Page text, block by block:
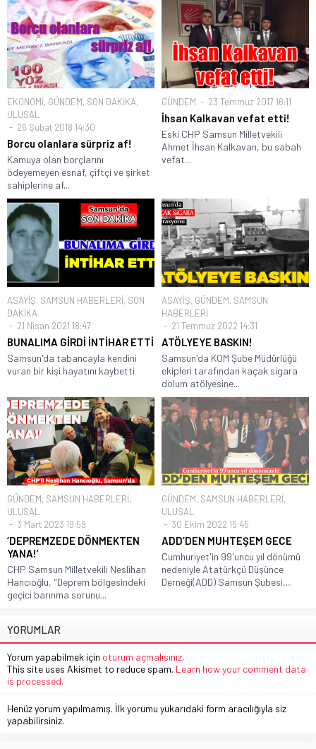
EKONOMİ, GÜNDEM, SON DAKİKA,
ULUSAL
26 Şubat 2018 14:30
Borcu olanlara sürpriz af!
Kamuya olan borçlarını
ödeyemeyen esnaf, çiftçi ve şirket
sahiplerine af...
GÜNDEM 23 Temmuz 2017 16:11
İhsan Kalkavan vefat etti!
Eski CHP Samsun Milletvekili
Ahmet İhsan Kalkavan, bu sabah
vefat...
ASAYİŞ, SAMSUN HABERLERİ, SON
DAKİKA
21 Nisan 2021 18:47
BUNALIMA GİRDİ İNTİHAR ETTİ
Samsun'da tabancayla kendini
vuran bir kişi hayatını kaybetti
ASAYİŞ, GÜNDEM, SAMSUN
HABERLERİ
21 Temmuz 2022 14:31
ATÖLYEYE BASKIN!
Samsun'da KOM Şube Müdürlüğü
ekipleri tarafından kaçak sigara
dolum atölyesine...
GÜNDEM, SAMSUN HABERLERİ,
ULUSAL
3 Mart 2023 19:59
‘DEPREMZEDE DÖNMEKTEN
YANA!’
CHP Samsun Milletvekili Neslihan
Hancıoğlu, "Deprem bölgesindeki
geçici barınma sorunu...
GÜNDEM, SAMSUN HABERLERİ,
ULUSAL
30 Ekim 2022 15:45
ADD’DEN MUHTEŞEM GECE
Cumhuriyet'in 99'uncu yıl dönümü
nedeniyle Atatürkçü Düşünce
Derneği(ADD) Samsun Şubesi,...
YORUMLAR
Yorum yapabilmek için oturum açmalısınız.
This site uses Akismet to reduce spam. Learn how your comment data
is processed.
Henüz yorum yapılmamış. İlk yorumu yukarıdaki form aracılığıyla siz
yapabilirsiniz.